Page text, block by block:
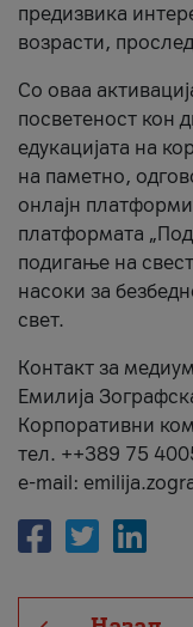
предизвика
возрасти,
Со оваа
посветеност кон
едукацијата на
на паметно,
онлајн
платформата
подигање на
насоки за
свет.
Контакт за
Емилија
Корпоративни
тел. ++389 75
e-mail: